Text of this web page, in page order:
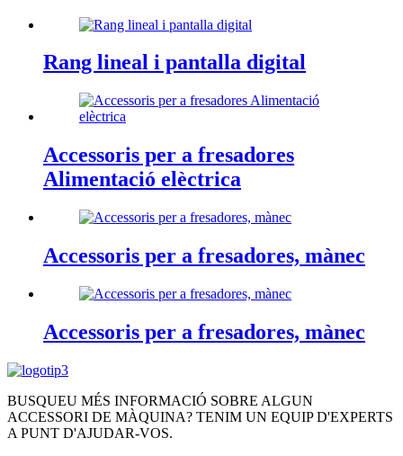
Rang lineal i pantalla digital
Accessoris per a fresadores
Alimentació elèctrica
Accessoris per a fresadores, mànec
Accessoris per a fresadores, mànec
BUSQUEU MÉS INFORMACIÓ SOBRE ALGUN
ACCESSORI DE MÀQUINA? TENIM UN EQUIP D'EXPERTS
A PUNT D'AJUDAR-VOS.